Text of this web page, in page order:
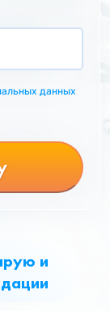
и
данных